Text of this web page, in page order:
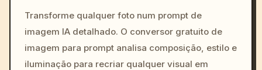
colors, 8k --v 6.0
Transforme qualquer foto num prompt de
imagem IA detalhado. O conversor gratuito de
imagem para prompt analisa composição, estilo e
iluminação para recriar qualquer visual em